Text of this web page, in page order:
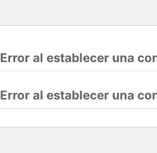
Error al establecer una
Error al establecer una